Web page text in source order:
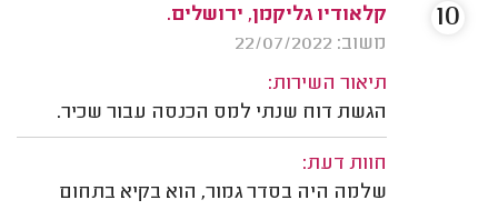
קלאודיו גליקמן, ירושלים.
משוב: 22/07/2022
תיאור השירות:
הגשת דוח שנתי למס הכנסה עבור שכיר.
חוות דעת:
שלמה היה בסדר גמור, הוא בקיא בתחום
10